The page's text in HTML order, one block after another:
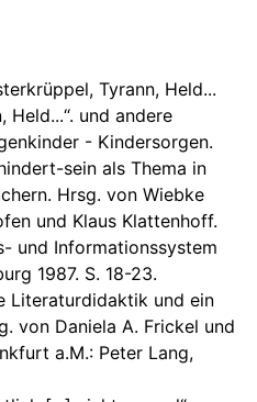
Tyrann, Held...
Held...“. und andere
- Kindersorgen.
sein als Thema in
Hrsg. von Wiebke
und Klaus Klattenhoff.
und Informationssystem
1987. S. 18-23.
Literaturdidaktik und ein
von Daniela A. Frickel und
a.M.: Peter Lang,